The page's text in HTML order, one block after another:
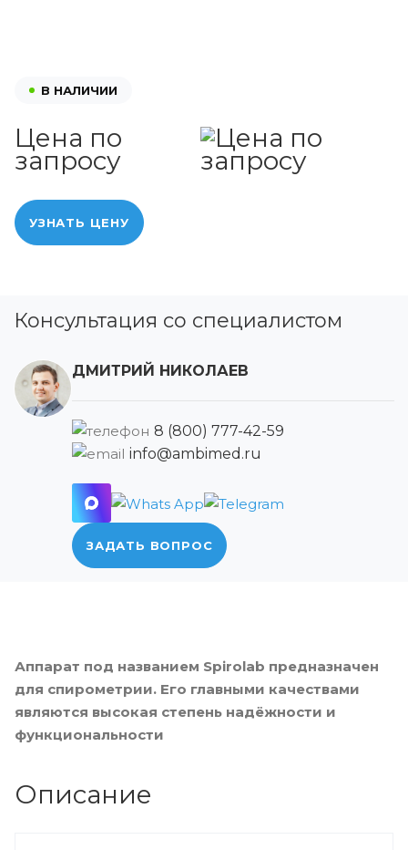
В НАЛИЧИИ
Цена по
запросу
УЗНАТЬ ЦЕНУ
Консультация со специалистом
ДМИТРИЙ НИКОЛАЕВ
8 (800) 777-42-59
info@ambimed.ru
ЗАДАТЬ ВОПРОС
Аппарат под названием Spirolab предназначен
для спирометрии. Его главными качествами
являются высокая степень надёжности и
функциональности
Описание